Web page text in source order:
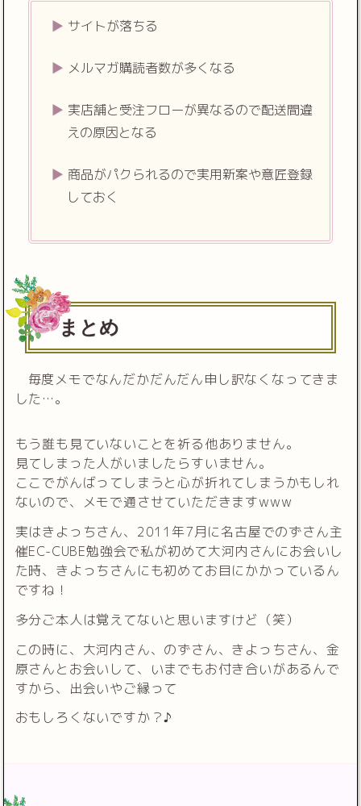
サイトが落ちる
メルマガ購読者数が多くなる
実店舗と受注フローが異なるので配送間違
えの原因となる
商品がパクられるので実用新案や意匠登録
しておく
まとめ
毎度メモでなんだかだんだん申し訳なくなってきま
した…。
もう誰も見ていないことを祈る他ありません。
見てしまった人がいましたらすいません。
ここでがんばってしまうと心が折れてしまうかもしれ
ないので、メモで通させていただきますwww
実はきよっちさん、2011年7月に名古屋でのずさん主
催EC-CUBE勉強会で私が初めて大河内さんにお会いし
た時、きよっちさんにも初めてお目にかかっているん
ですね！
多分ご本人は覚えてないと思いますけど（笑）
この時に、大河内さん、のずさん、きよっちさん、金
原さんとお会いして、いまでもお付き合いがあるんで
すから、出会いやご縁って
おもしろくないですか？♪